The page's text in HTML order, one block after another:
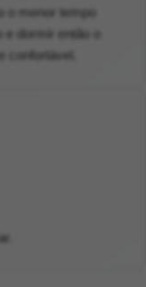
o menor tempo
dormir então o
confortável.